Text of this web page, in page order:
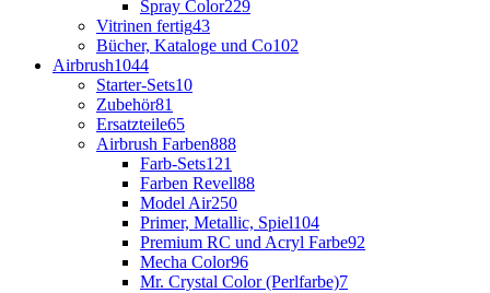
Spray Color229
Vitrinen fertig43
Bücher, Kataloge und Co102
Airbrush1044
Starter-Sets10
Zubehör81
Ersatzteile65
Airbrush Farben888
Farb-Sets121
Farben Revell88
Model Air250
Primer, Metallic, Spiel104
Premium RC und Acryl Farbe92
Mecha Color96
Mr. Crystal Color (Perlfarbe)7